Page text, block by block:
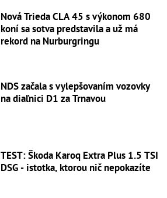
Nová Trieda CLA 45 s výkonom 680
koní sa sotva predstavila a už má
rekord na Nurburgringu
NDS začala s vylepšovaním vozovky
na diaľnici D1 za Trnavou
TEST: Škoda Karoq Extra Plus 1.5 TSI
DSG - istotka, ktorou nič nepokazíte